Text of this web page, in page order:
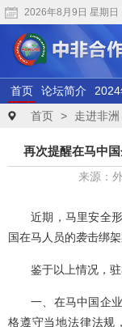
2026年8月9日 星期日
首页 论坛简介
联合研究
精彩视频
首页 > 走进非洲
再次提醒在马中
来源：
近期，马里安全
国在马人员的袭击绑
鉴于以上情况，
一、在马中国企
格遵守当地法律法规